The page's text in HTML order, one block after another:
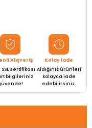
Alışveriş
SSL sertifikası
bilgileriniz
Kolay İade
Aldığınız ürünleri
kolayca iade
edebilirsiniz.